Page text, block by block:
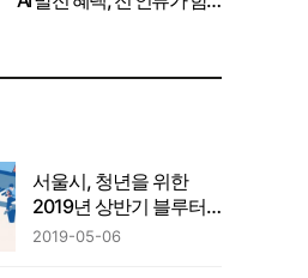
서울시, 청년을 위한
2019년 상반기 블루터
치 콘서트 ‘선물’ 개최
2019-05-06